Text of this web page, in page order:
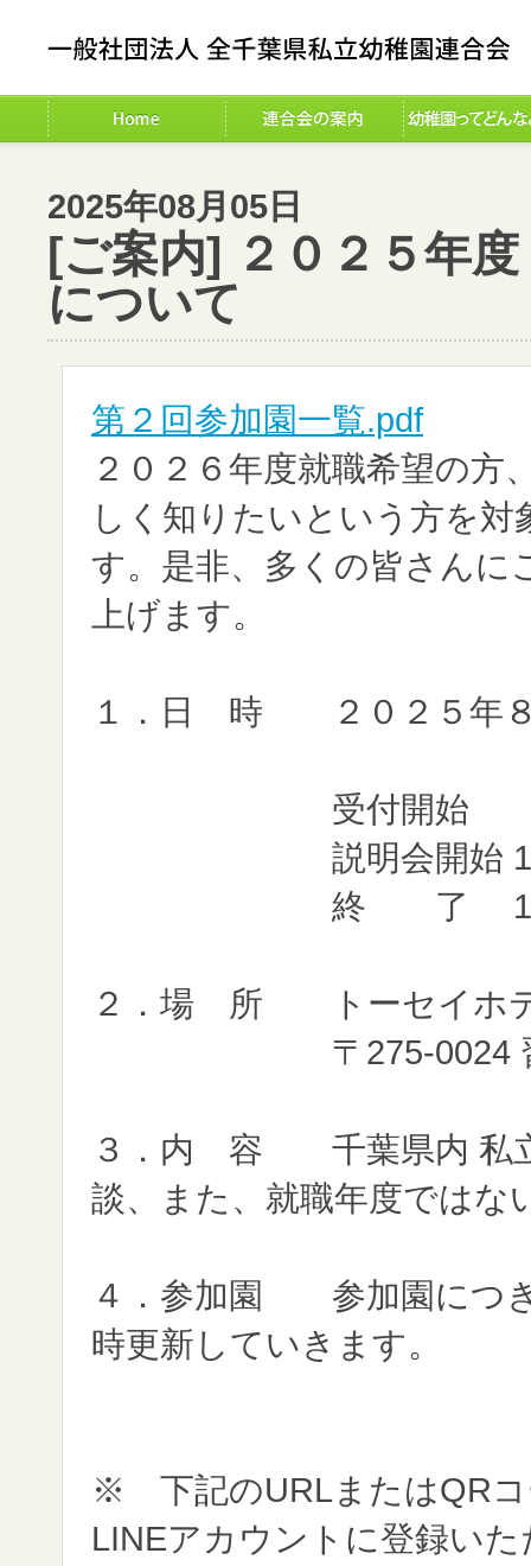
2025年08月05日
[ご案内] ２０２５年
について
第２回参加園一覧.pdf
２０２６年度就職希望の方
しく知りたいという方を
す。是非、多くの皆さんに
上げます。
１．日 時 ２０２５年８
受付開
説明会開始
終 了
２．場 所 トーセイホテ
〒275-0024 習志
３．内 容 千葉県内 私立
談、また、就職年度ではな
４．参加園 参加園につ
時更新していきます。
※ 下記のURLまたはQRコ
LINEアカウントに登録い